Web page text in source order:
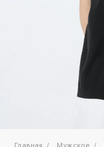
Главная Мужское